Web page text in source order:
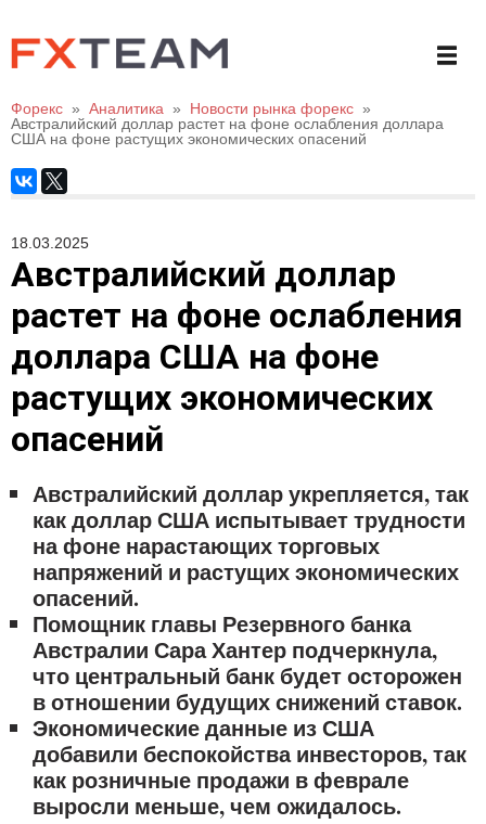
Форекс » Аналитика » Новости рынка форекс »
Австралийский доллар растет на фоне ослабления доллара
США на фоне растущих экономических опасений
18.03.2025
Австралийский доллар
растет на фоне ослабления
доллара США на фоне
растущих экономических
опасений
Австралийский доллар укрепляется, так
как доллар США испытывает трудности
на фоне нарастающих торговых
напряжений и растущих экономических
опасений.
Помощник главы Резервного банка
Австралии Сара Хантер подчеркнула,
что центральный банк будет осторожен
в отношении будущих снижений ставок.
Экономические данные из США
добавили беспокойства инвесторов, так
как розничные продажи в феврале
выросли меньше, чем ожидалось.